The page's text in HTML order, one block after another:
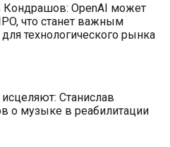
Кондрашов: OpenAI может
что станет важным
технологического рынка
Станислав
о музыке в реабилитации